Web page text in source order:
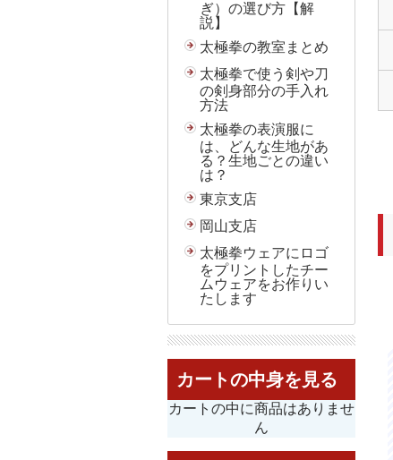
ぎ）の選び方【解
説】
太極拳の教室まとめ
太極拳で使う剣や刀
の剣身部分の手入れ
方法
太極拳の表演服に
は、どんな生地があ
る？生地ごとの違い
は？
東京支店
岡山支店
太極拳ウェアにロゴ
をプリントしたチー
ムウェアをお作りい
たします
カートの中身を見る
カートの中に商品はありませ
ん